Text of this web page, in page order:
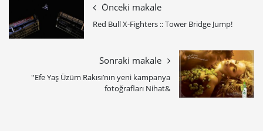
Önceki makale
Red Bull X-Fighters :: Tower Bridge Jump!
Sonraki makale
''Efe Yaş Üzüm Rakısı’nın yeni kampanya
fotoğrafları Nihat&